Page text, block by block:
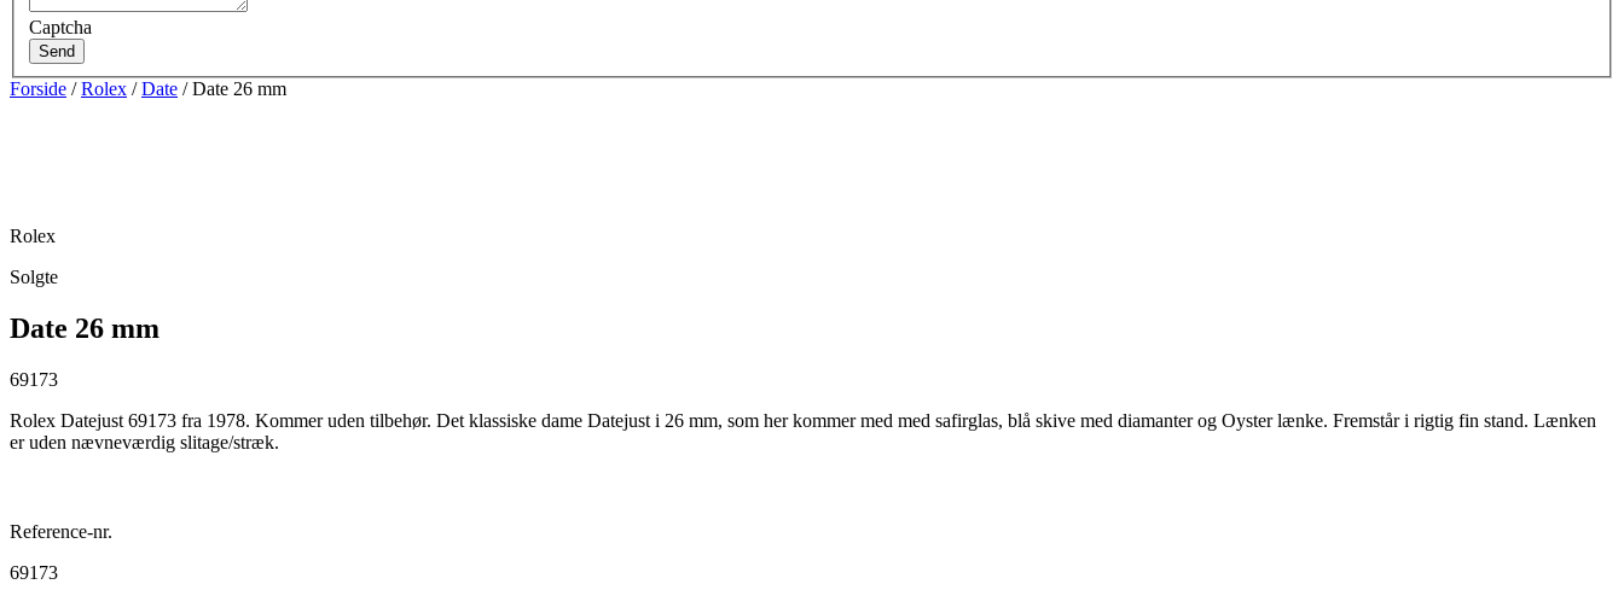
Captcha
Send
Forside /Rolex /Date / Date 26 mm
Rolex
Solgte
Date 26 mm
69173
Rolex Datejust 69173 fra 1978. Kommer uden tilbehør. Det klassiske dame Datejust i 26 mm, som her kommer med med safirglas, blå skive med diamanter og Oyster lænke. Fremstår i rigtig fin stand. Lænken
er uden nævneværdig slitage/stræk.
Reference-nr.
69173